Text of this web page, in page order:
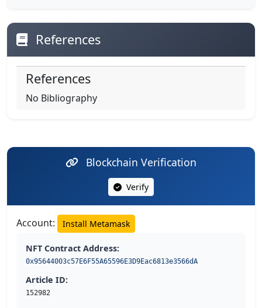
References
References
No Bibliography
Blockchain Verification
Verify
Account: Install Metamask
NFT Contract Address:
0x95644003c57E6F55A65596E3D9Eac6813e3566dA
Article ID:
152982